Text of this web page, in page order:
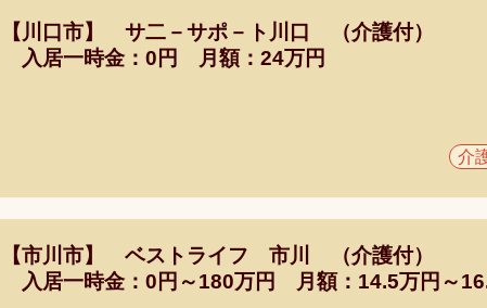
【川口市】 サ二－サポ－ト川口 （介護付）
入居一時金：0円 月額：24万円
介
【市川市】 ベストライフ 市川 （介護付）
入居一時金：0円～180万円 月額：14.5万円～